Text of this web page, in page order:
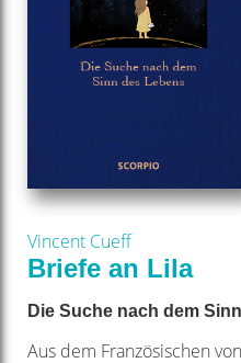
Vincent Cueff
Briefe an Lila
Die Suche nach dem
Aus dem Französischen